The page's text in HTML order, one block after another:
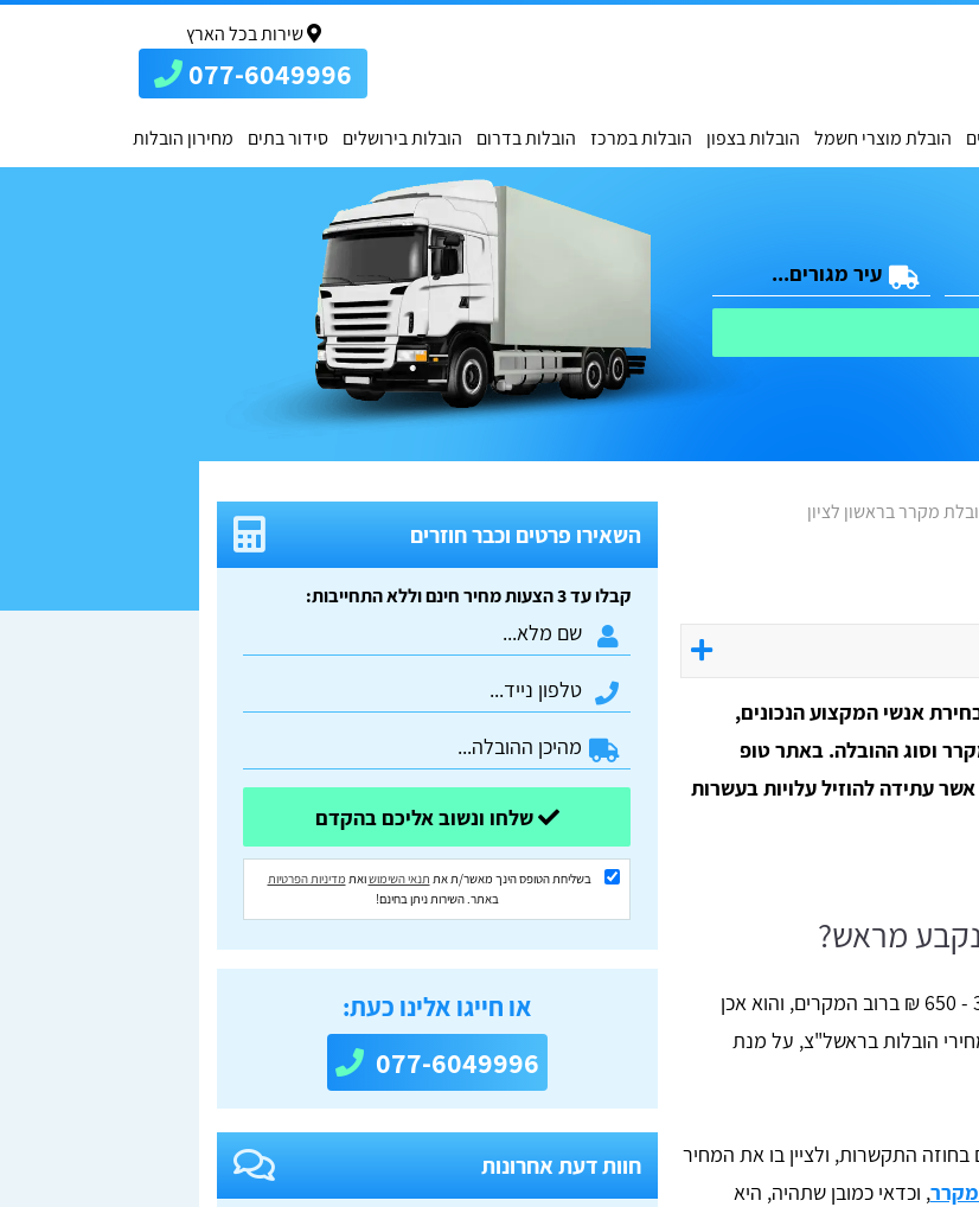
שירות בכל הארץ
077-6049996
הובלת מוצרי חשמל הובלות בצפון הובלות במרכז הובלות בדרום הובלות בירושלים סידור בתים מחירון הובלות
מקרר בראשון לציון
אנשי המקצוע הנכונים,
וסוג ההובלה. באתר טופ
עתידה להוזיל עלויות בעשרות
נקבע מראש?
אכן כן, מחיר הובלת מקרר בראשון לציון נע בין כ-350 - 650 ₪ ברוב המקרים, והוא אכן
הובלות בראשל"צ, על מנת
התקשרות, ולציין בו את המחיר
, וכדאי כמובן שתהיה, היא
השאירו פרטים וכבר חוזרים
קבלו עד 3 הצעות מחיר חינם וללא התחייבות:
שלחו ונשוב אליכם בהקדם
בשליחת הטופס הינך מאשר/ת את תנאי השימושואת מדיניות הפרטיות
באתר. השירות ניתן בחינם!
או חייגו אלינו כעת:
077-6049996
חוות דעת אחרונות